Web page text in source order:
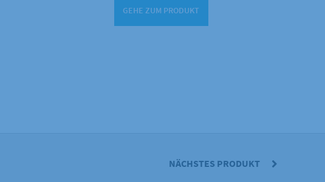
GEHE ZUM PRODUKT
NÄCHSTES PRODUKT